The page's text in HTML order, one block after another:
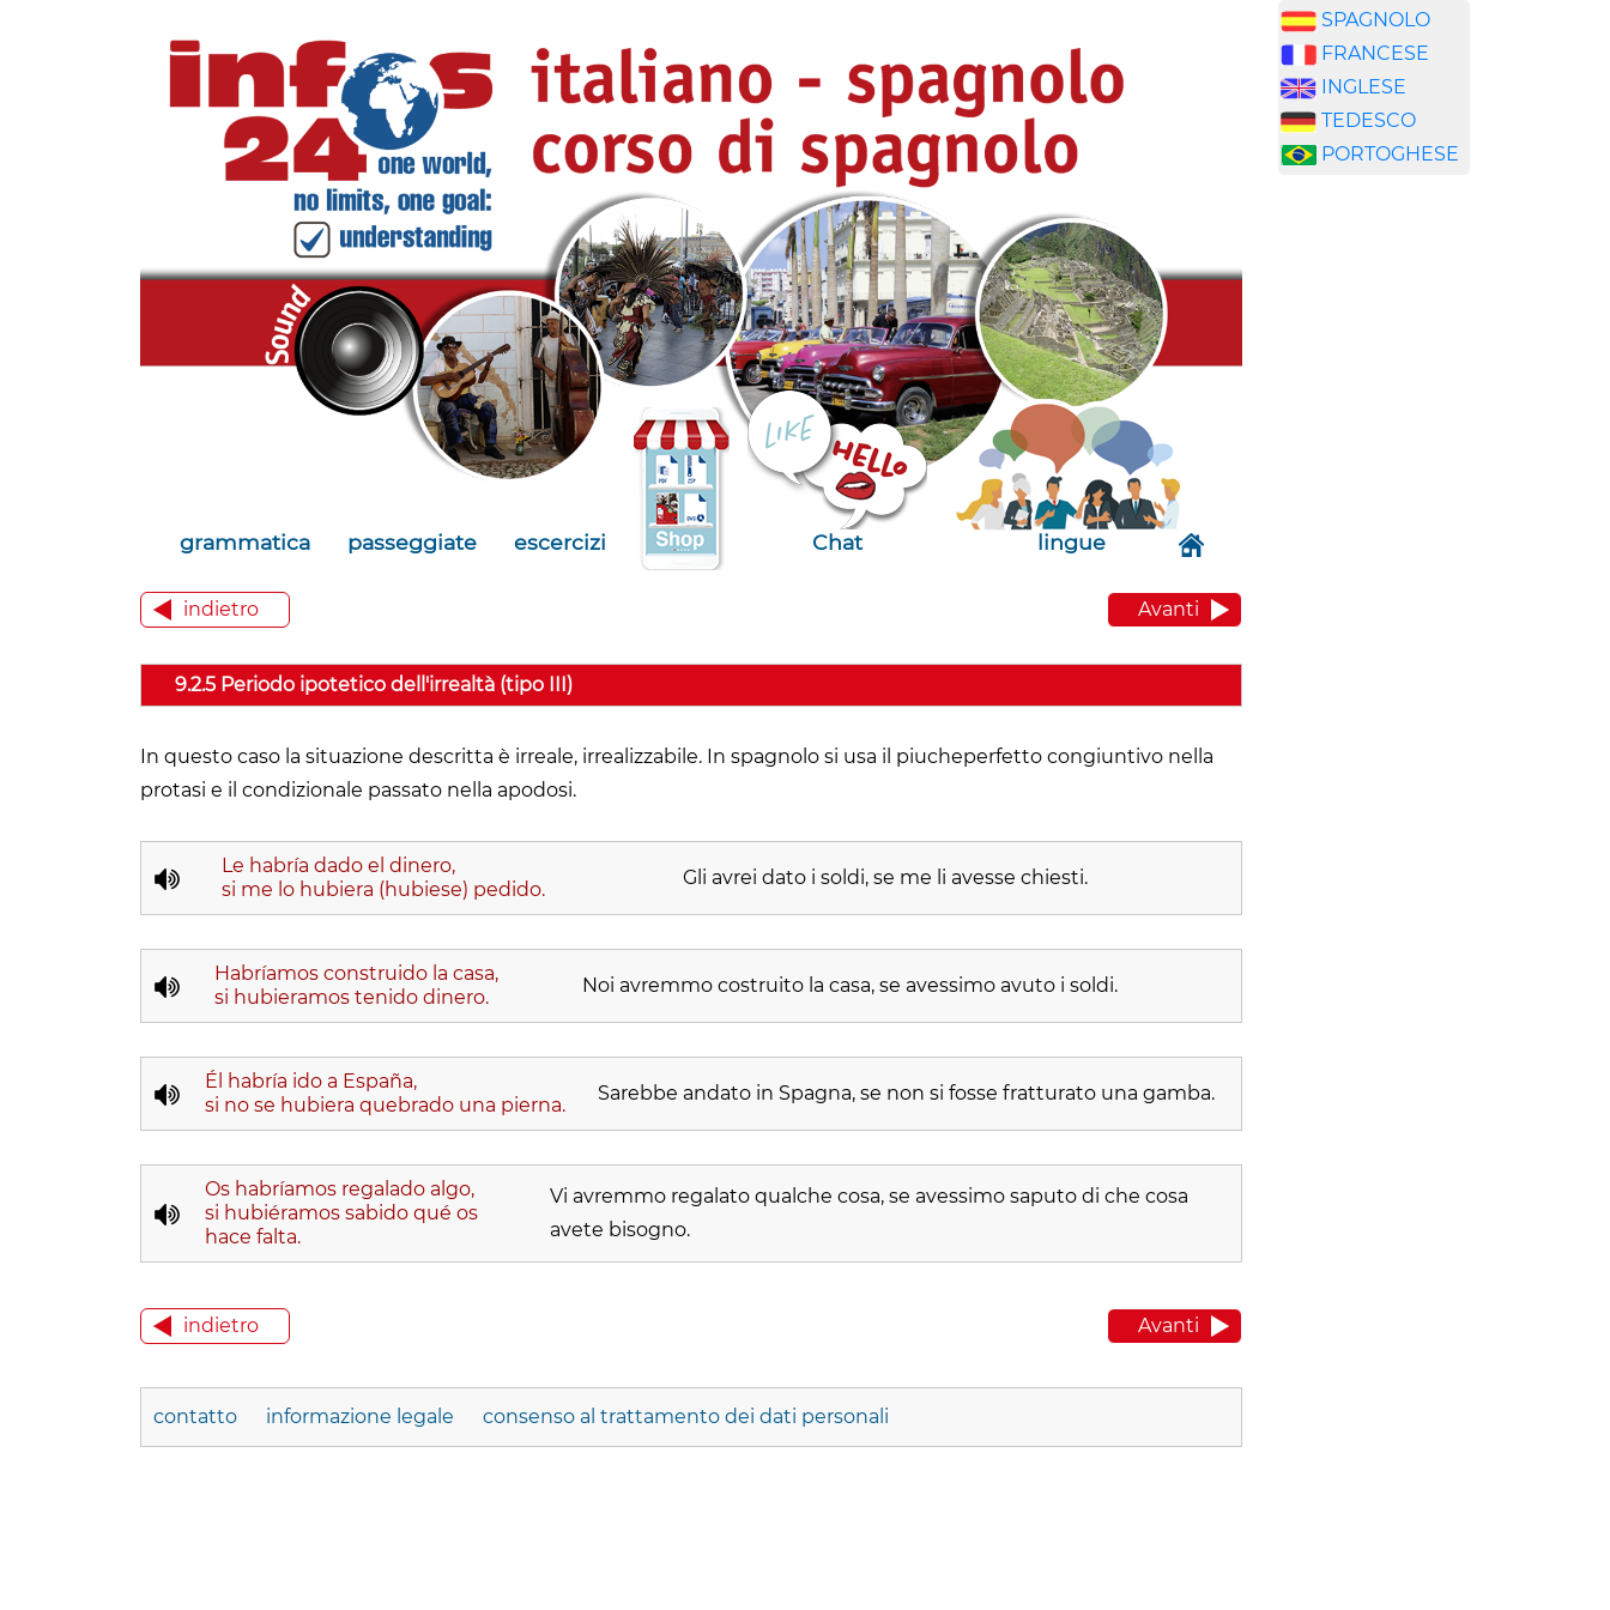
grammatica passeggiate escercizi Chat lingue
indietro Avanti
9.2.5 Periodo ipotetico dell'irrealtà (tipo III)
In questo caso la situazione descritta è irreale, irrealizzabile. In spagnolo si usa il piucheperfetto congiuntivo nella
protasi e il condizionale passato nella apodosi.
Le habría dado el dinero,
si me lo hubiera (hubiese) pedido.
Gli avrei dato i soldi, se me li avesse chiesti.
Habríamos construido la casa,
si hubieramos tenido dinero.
Noi avremmo costruito la casa, se avessimo avuto i soldi.
Él habría ido a España,
si no se hubiera quebrado una pierna.
Sarebbe andato in Spagna, se non si fosse fratturato una gamba.
Os habríamos regalado algo,
si hubiéramos sabido qué os
hace falta.
Vi avremmo regalato qualche cosa, se avessimo saputo di che cosa
avete bisogno.
indietro Avanti
contatto informazione legale consenso al trattamento dei dati personali
SPAGNOLO
FRANCESE
INGLESE
TEDESCO
PORTOGHESE